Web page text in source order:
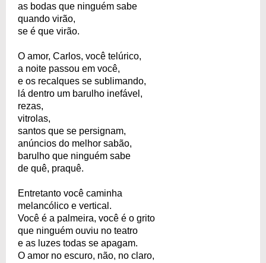
as bodas que ninguém sabe
quando virão,
se é que virão.
O amor, Carlos, você telúrico,
a noite passou em você,
e os recalques se sublimando,
lá dentro um barulho inefável,
rezas,
vitrolas,
santos que se persignam,
anúncios do melhor sabão,
barulho que ninguém sabe
de quê, praquê.
Entretanto você caminha
melancólico e vertical.
Você é a palmeira, você é o grito
que ninguém ouviu no teatro
e as luzes todas se apagam.
O amor no escuro, não, no claro,